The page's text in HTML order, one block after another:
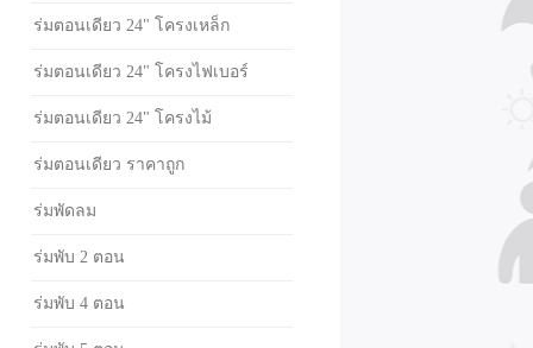
ร่มตอนเดียว 24" โครงเหล็ก
ร่มตอนเดียว 24" โครงไฟเบอร์
ร่มตอนเดียว 24" โครงไม้
ร่มตอนเดียว ราคาถูก
ร่มพัดลม
ร่มพับ 2 ตอน
ร่มพับ 4 ตอน